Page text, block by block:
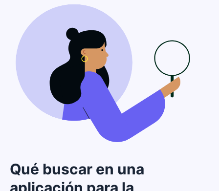
Qué buscar en una